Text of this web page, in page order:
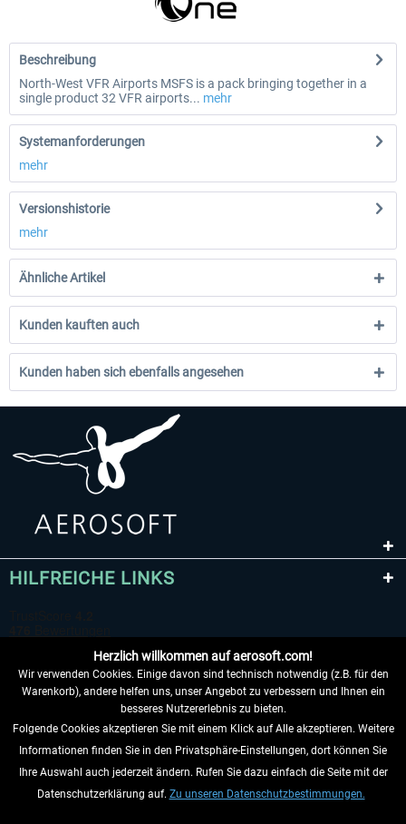
Beschreibung
North-West VFR Airports MSFS is a pack bringing together in a
single product 32 VFR airports... mehr
Systemanforderungen
mehr
Versionshistorie
mehr
Ähnliche Artikel
Kunden kauften auch
Kunden haben sich ebenfalls angesehen
HILFREICHE LINKS
VERTRAG WIDERRUFEN
INFORMATIONEN
Herzlich willkommen auf aerosoft.com!
Wir verwenden Cookies. Einige davon sind technisch notwendig (z.B. für den
Warenkorb), andere helfen uns, unser Angebot zu verbessern und Ihnen ein
besseres Nutzererlebnis zu bieten.
Folgende Cookies akzeptieren Sie mit einem Klick auf Alle akzeptieren. Weitere
Informationen finden Sie in den Privatsphäre-Einstellungen, dort können Sie
Ihre Auswahl auch jederzeit ändern. Rufen Sie dazu einfach die Seite mit der
Datenschutzerklärung auf. Zu unseren Datenschutzbestimmungen.